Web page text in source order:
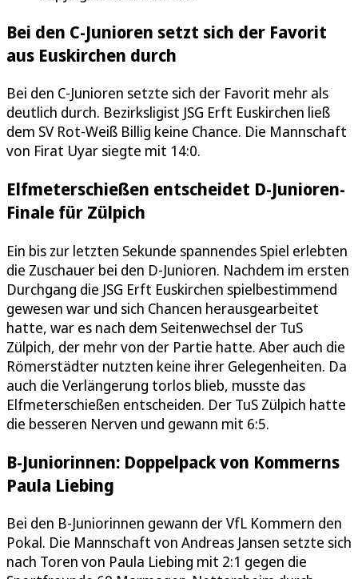
Bei den C-Junioren setzt sich der Favorit
aus Euskirchen durch
Bei den C-Junioren setzte sich der Favorit mehr als
deutlich durch. Bezirksligist JSG Erft Euskirchen ließ
dem SV Rot-Weiß Billig keine Chance. Die Mannschaft
von Firat Uyar siegte mit 14:0.
Elfmeterschießen entscheidet D-Junioren-
Finale für Zülpich
Ein bis zur letzten Sekunde spannendes Spiel erlebten
die Zuschauer bei den D-Junioren. Nachdem im ersten
Durchgang die JSG Erft Euskirchen spielbestimmend
gewesen war und sich Chancen herausgearbeitet
hatte, war es nach dem Seitenwechsel der TuS
Zülpich, der mehr von der Partie hatte. Aber auch die
Römerstädter nutzten keine ihrer Gelegenheiten. Da
auch die Verlängerung torlos blieb, musste das
Elfmeterschießen entscheiden. Der TuS Zülpich hatte
die besseren Nerven und gewann mit 6:5.
B-Juniorinnen: Doppelpack von Kommerns
Paula Liebing
Bei den B-Juniorinnen gewann der VfL Kommern den
Pokal. Die Mannschaft von Andreas Jansen setzte sich
nach Toren von Paula Liebing mit 2:1 gegen die